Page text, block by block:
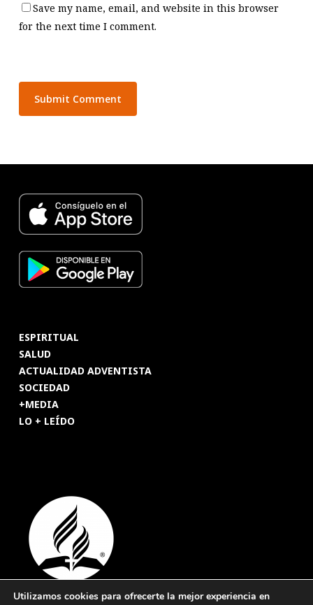
Save my name, email, and website in this browser
for the next time I comment.
ESPIRITUAL
SALUD
ACTUALIDAD ADVENTISTA
SOCIEDAD
+MEDIA
LO + LEÍDO
Utilizamos cookies para ofrecerte la mejor experiencia en